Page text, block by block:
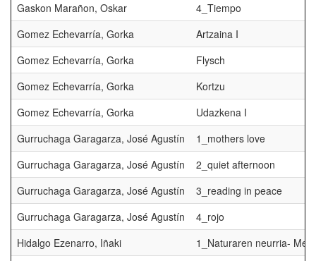
Gaskon Marañon, Oskar
4_Tiempo
Gomez Echevarría, Gorka
Artzaina I
Gomez Echevarría, Gorka
Flysch
Gomez Echevarría, Gorka
Kortzu
Gomez Echevarría, Gorka
Udazkena I
Gurruchaga Garagarza, José Agustín
1_mothers love
Gurruchaga Garagarza, José Agustín
2_quiet afternoon
Gurruchaga Garagarza, José Agustín
3_reading in peace
Gurruchaga Garagarza, José Agustín
4_rojo
Hidalgo Ezenarro, Iñaki
1_Naturaren neurria-